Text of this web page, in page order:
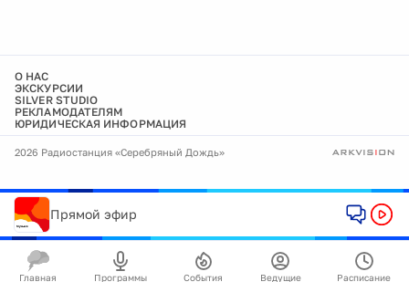
О НАС
ЭКСКУРСИИ
SILVER STUDIO
РЕКЛАМОДАТЕЛЯМ
ЮРИДИЧЕСКАЯ ИНФОРМАЦИЯ
2026 Радиостанция «Серебряный Дождь»
Прямой эфир
Главная Программы События Ведущие Расписание